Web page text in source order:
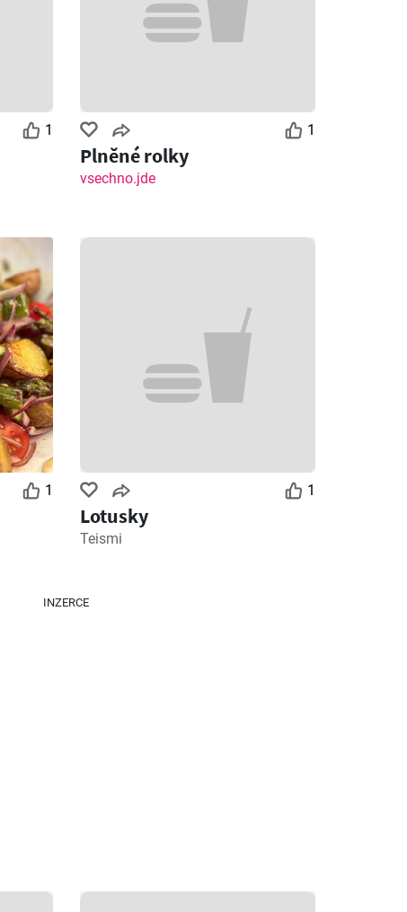
Zbývající dny: 4
06.08.2026 - 09.08.2026
1 1
Plněné rolky
vsechno.jde
1 1
Lotusky
Teismi
INZERCE